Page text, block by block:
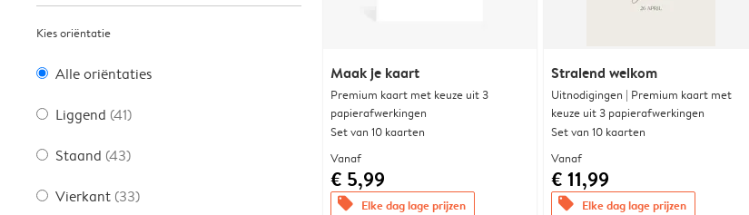
Kies oriëntatie
Alle oriëntaties
Liggend (41)
Staand (43)
Vierkant (33)
Maak je kaart
Premium kaart met keuze uit 3
papierafwerkingen
Set van 10 kaarten
Vanaf
€ 5,99
offers Elke dag lage prijzen
Stralend welkom
Uitnodigingen | Premium kaart met
keuze uit 3 papierafwerkingen
Set van 10 kaarten
Vanaf
€ 11,99
offers Elke dag lage prijzen